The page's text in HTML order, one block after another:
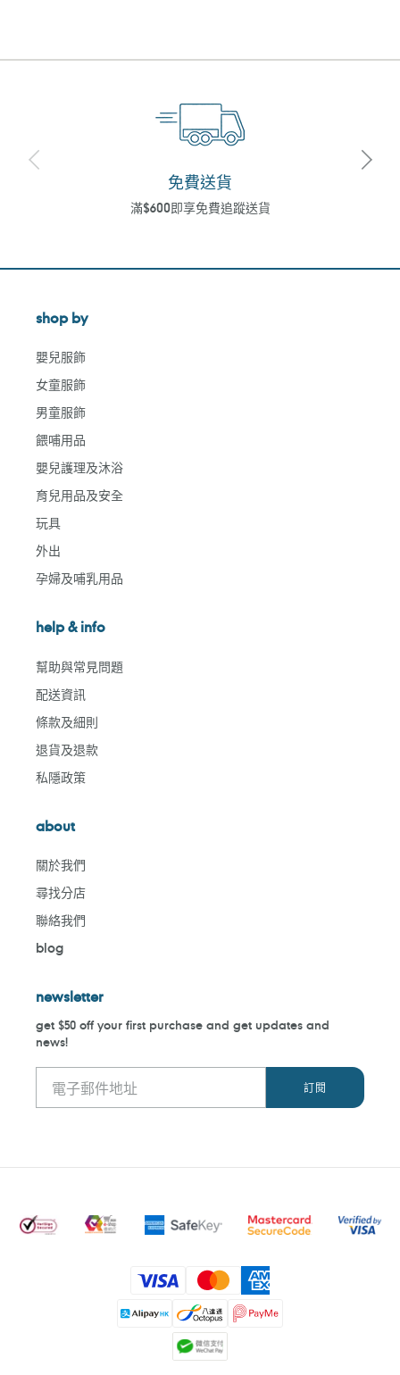
免費送貨
滿$600即享免費追蹤送貨
shop by
嬰兒服飾
女童服飾
男童服飾
餵哺用品
嬰兒護理及沐浴
育兒用品及安全
玩具
外出
孕婦及哺乳用品
help & info
幫助與常見問題
配送資訊
條款及細則
退貨及退款
私隱政策
about
關於我們
尋找分店
聯絡我們
blog
newsletter
get $50 off your first purchase and get updates and
news!
付
款
方
式